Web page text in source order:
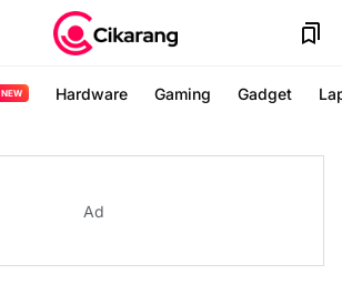
NEW Hardware Gaming Gadget
Ad